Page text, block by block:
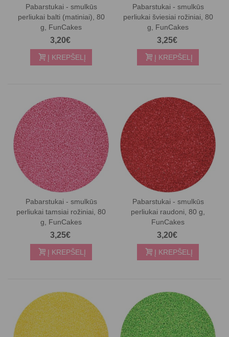
Pabarstukai - smulkūs
perliukai balti (matiniai), 80
g, FunCakes
3,20€
Į KREPŠELĮ
Pabarstukai - smulkūs
perliukai šviesiai rožiniai, 80
g, FunCakes
3,25€
Į KREPŠELĮ
Pabarstukai - smulkūs
perliukai tamsiai rožiniai, 80
g, FunCakes
3,25€
Į KREPŠELĮ
Pabarstukai - smulkūs
perliukai raudoni, 80 g,
FunCakes
3,20€
Į KREPŠELĮ